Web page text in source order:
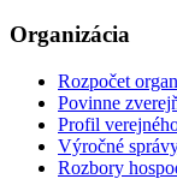
Organizácia
Rozpočet
Povinne
Profil
Výročné
Rozbory